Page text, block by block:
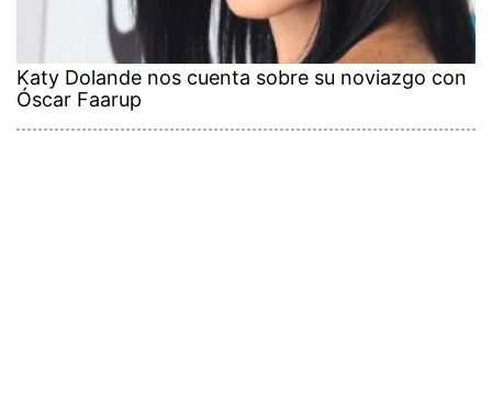
Katy Dolande nos cuenta sobre su noviazgo con
Óscar Faarup